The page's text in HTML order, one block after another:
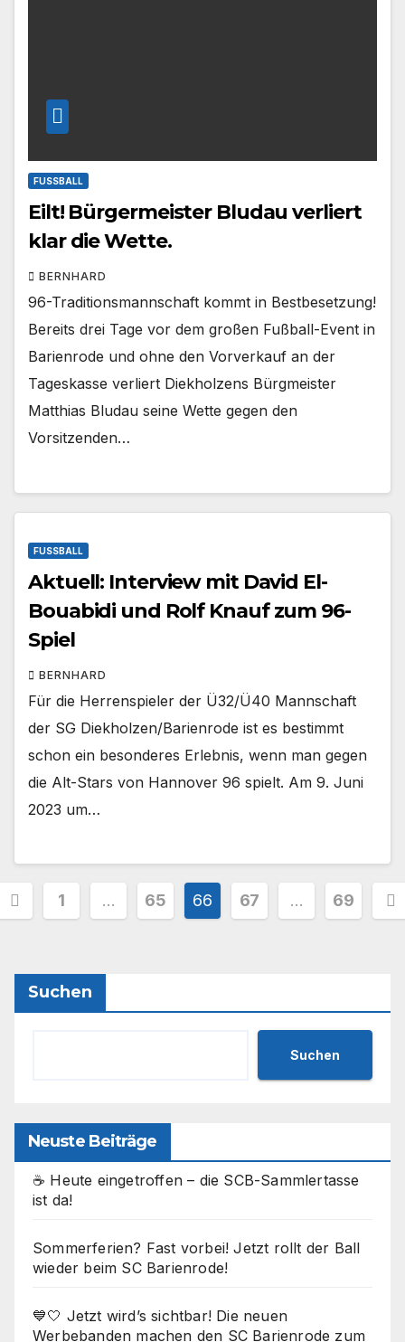
FUSSBALL
Eilt! Bürgermeister Bludau verliert
klar die Wette.
BERNHARD
96-Traditionsmannschaft kommt in Bestbesetzung!
Bereits drei Tage vor dem großen Fußball-Event in
Barienrode und ohne den Vorverkauf an der
Tageskasse verliert Diekholzens Bürgmeister
Matthias Bludau seine Wette gegen den
Vorsitzenden…
FUSSBALL
Aktuell: Interview mit David El-
Bouabidi und Rolf Knauf zum 96-
Spiel
BERNHARD
Für die Herrenspieler der Ü32/Ü40 Mannschaft
der SG Diekholzen/Barienrode ist es bestimmt
schon ein besonderes Erlebnis, wenn man gegen
die Alt-Stars von Hannover 96 spielt. Am 9. Juni
2023 um…
1 … 65 66 67 … 69
Suchen
Suchen
Neuste Beiträge
☕ Heute eingetroffen – die SCB-Sammlertasse
ist da!
Sommerferien? Fast vorbei! Jetzt rollt der Ball
wieder beim SC Barienrode!
💙🤍 Jetzt wird’s sichtbar! Die neuen
Werbebanden machen den SC Barienrode zum